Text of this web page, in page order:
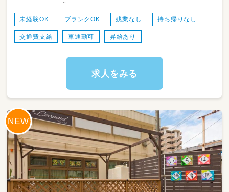
＜スケジュール例＞
・08:00～登園
・11:30～昼食
・13:00～午睡(事務作業/ブレスチェック/休憩)
・15:00～自発的な活動(室内遊び/お散歩)
・18:00～降園
15分
未経験OK ブランクOK 残業なし 持ち帰りなし
交通費支給 車通勤可 昇給あり
求人をみる